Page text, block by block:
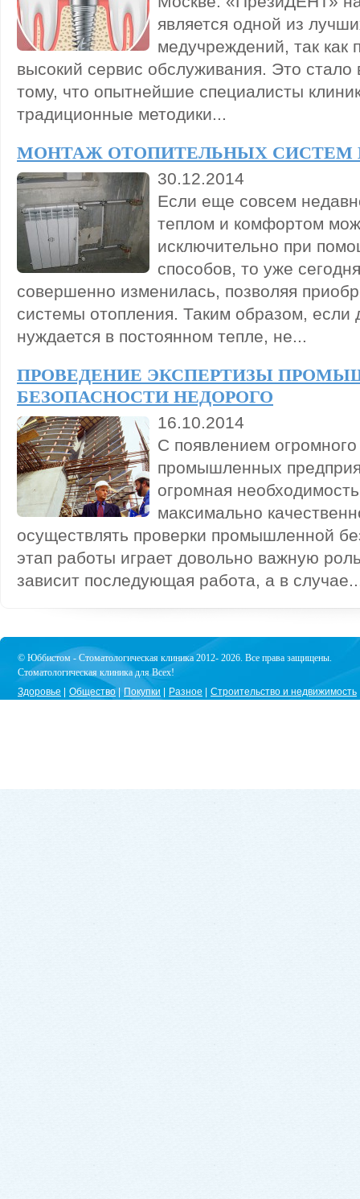
является одной из
медучреждений, так как
высокий сервис обслуживания. Это
тому, что опытнейшие специалисты
традиционные методики...
МОНТАЖ ОТОПИТЕЛЬНЫХ СИСТЕМ
30.12.2014
Если еще совсем
теплом и комфортом
исключительно при
способов, то уже
совершенно изменилась, позволяя
системы отопления. Таким образом, если
нуждается в постоянном тепле, не...
ПРОВЕДЕНИЕ ЭКСПЕРТИЗЫ
БЕЗОПАСНОСТИ НЕДОРОГО
16.10.2014
С появлением огромного
промышленных
огромная
максимально
осуществлять проверки промышленной
этап работы играет довольно важную
зависит последующая работа, а в
© Юббистом - Стоматологическая клиника 2012- 2026. Все права защищены.
Стоматологическая клиника для Всех!
Здоровье
Общество Покупки Разное Строительство и недвижимость